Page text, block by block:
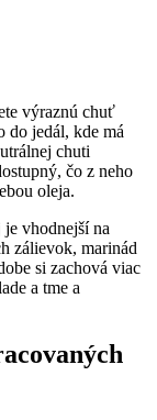
výraznú chuť
do jedál, kde má
chuti
čo z neho
oleja.
vhodnejší na
zálievok, marinád
si zachová viac
a tme a